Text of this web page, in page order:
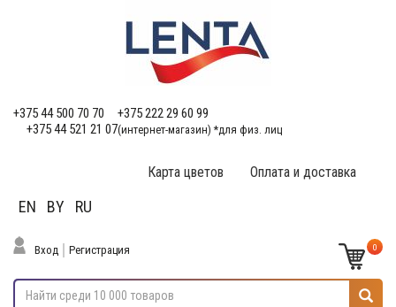
+375 44 500 70 70
+375 222 29 60 99
+375 44 521 21 07(интернет-магазин) *для физ. лиц
Оплата и доставка
Карта цветов
EN BY RU
Вход Регистрация 0